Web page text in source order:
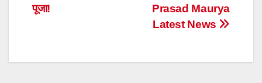
Prasad Maurya
Latest News
पूजा!